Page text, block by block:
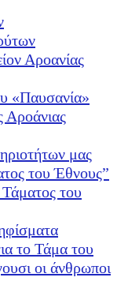
Αροανίας
«Παυσανία»
μας
του Έθνους”
του
το Τάμα του
οι άνθρωποι